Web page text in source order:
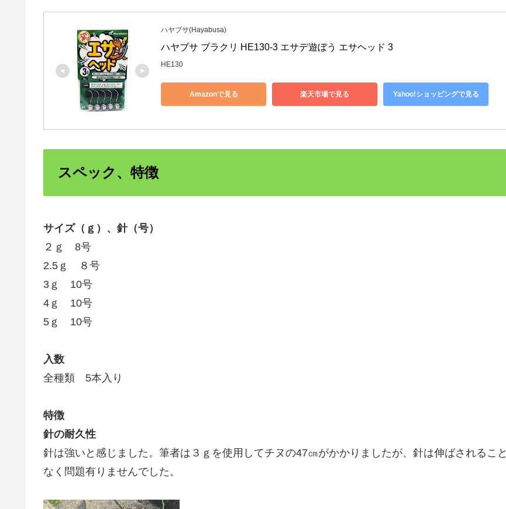
ハヤブサ(Hayabusa)
ハヤブサ ブラクリ HE130-3 エサデ遊ぼう エサヘッド 3
HE130
Amazonで見る 楽天市場で見る Yahoo!ショッピングで見る
スペック、特徴
サイズ（ｇ）、針（号）
２ｇ 8号
2.5ｇ ８号
3ｇ 10号
4ｇ 10号
5ｇ 10号
入数
全種類 5本入り
特徴
針の耐久性
針は強いと感じました。筆者は３ｇを使用してチヌの47㎝がかかりましたが、針は伸ばされること
なく問題有りませんでした。